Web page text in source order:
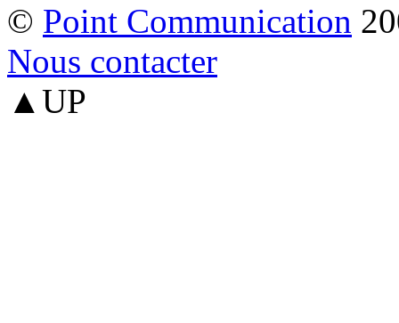
© Point Communication
Nous contacter
▲UP